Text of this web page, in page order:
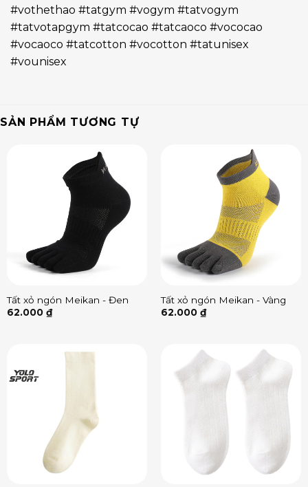
#vothethao #tatgym #vogym #tatvogym
#tatvotapgym #tatcocao #tatcaoco #vococao
#vocaoco #tatcotton #vocotton #tatunisex
#vounisex
SẢN PHẨM TƯƠNG TỰ
Tất xỏ ngón Meikan - Đen
62.000 ₫
Tất xỏ ngón Meikan - Vàng
62.000 ₫